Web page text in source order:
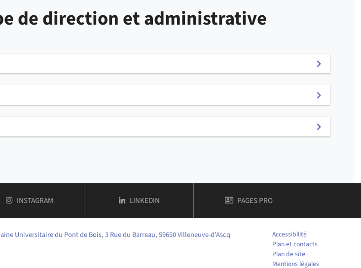
de direction et administrative
COMPTE
INSTAGRAM DE FACULTÉ DES HUMANITÉSCOMPTE
LINKEDINDE FACULTÉ DES HUMANITÉSPAGES PRO
Universitaire du Pont de Bois, 3 Rue du Barreau, 59650 Villeneuve-d'Ascq
Accessibilité
Plan et contacts
Plan de site
Mentions légales